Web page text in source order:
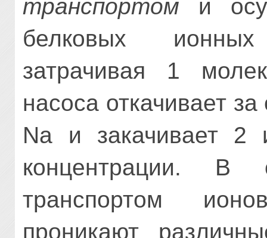
транспортом и
белковых
затрачивая 1
насоса откачивает
Nа и закачивает 2
концентрации. В
транспортом
проникают